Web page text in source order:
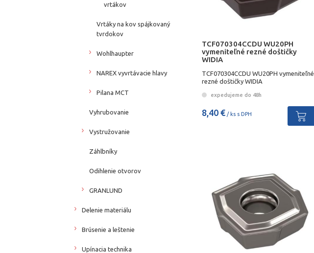
TCF070304CCDU WU20PH
vymeniteľné rezné doštičky
WIDIA
TCF070304CCDU WU20PH vymeniteľné
rezné doštičky WIDIA
expedujeme do 48h
8,40 € / ks s DPH
vrtákov
Vrtáky na kov spájkovaný
tvrdokov
Wohlhaupter
NAREX vyvrtávacie hlavy
Pilana MCT
Vyhrubovanie
Vystružovanie
Záhlbníky
Odihlenie otvorov
GRANLUND
Delenie materiálu
Brúsenie a leštenie
Upínacia technika